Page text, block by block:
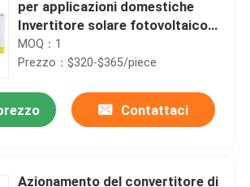
per applicazioni domestiche
Invertitore solare fotovoltaico
off-grid
MOQ：1
Prezzo：$320-$365/piece
Contattaci
Azionamento del convertitore di